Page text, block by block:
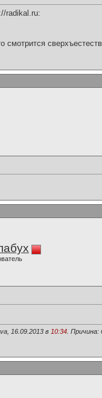
radikal.ru:
смотрится
16.09.2013 в 10:34 .